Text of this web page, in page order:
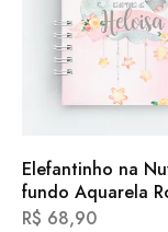
Elefantinho na
fundo Aquarela
R$ 68,90